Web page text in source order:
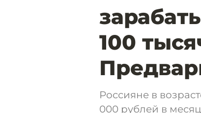
100
Россияне в
000 рублей в